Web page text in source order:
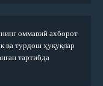
оммавий ахборот
ва турдош ҳуқуқлар
тартибда